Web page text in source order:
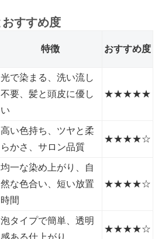
すすめ度
特徴 おすすめ度
光で染まる、洗い流し
不要、髪と頭皮に優し
い
★★★★★
高い色持ち、ツヤと柔
らかさ、サロン品質
★★★★☆
均一な染め上がり、自
然な色合い、短い放置
時間
★★★★☆
泡タイプで簡単、透明
感ある仕上がり
★★★★☆